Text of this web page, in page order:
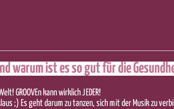
warum ist es so gut für die
GROOVEn kann wirklich JEDER!
;) Es geht darum zu tanzen, sich mit der Musik zu